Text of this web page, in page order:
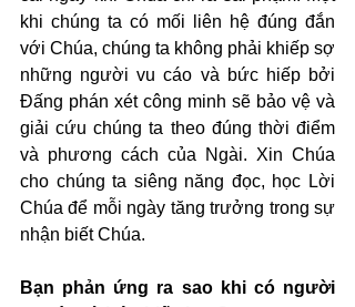
khi chúng ta có mối liên hệ đúng đắn
với Chúa, chúng ta không phải khiếp sợ
những người vu cáo và bức hiếp bởi
Đấng phán xét công minh sẽ bảo vệ và
giải cứu chúng ta theo đúng thời điểm
và phương cách của Ngài. Xin Chúa
cho chúng ta siêng năng đọc, học Lời
Chúa để mỗi ngày tăng trưởng trong sự
nhận biết Chúa.
Bạn phản ứng ra sao khi có người